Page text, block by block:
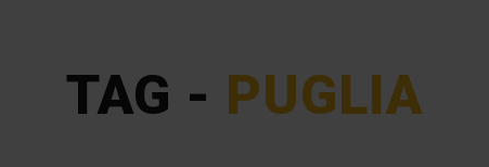
TAG - PUGLIA